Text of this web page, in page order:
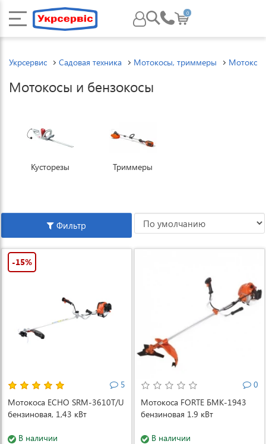
0
Укрсервис Садовая техника Мотокосы, триммеры
Мотокосы и бензокосы
Кусторезы Триммеры
Фильтр
-15%
5
Мотокоса ECHO SRM-3610T/U
бензиновая, 1,43 кВт
В наличии
0
Мотокоса FORTE БMK-1943
бензиновая 1.9 кВт
В наличии